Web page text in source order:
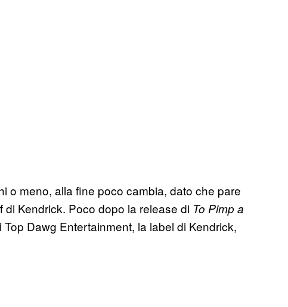
o meno, alla fine poco cambia, dato che pare
Kendrick. Poco dopo la release di To Pimp a
Top Dawg Entertainment, la label di Kendrick,